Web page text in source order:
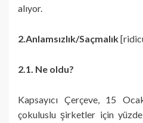
alıyor.
2.Anlamsızlık/Saçmalık
2.1. Ne oldu?
Kapsayıcı Çerçeve, 15
çokuluslu şirketler için